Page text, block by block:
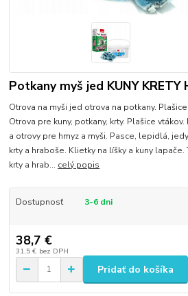
Potkany myš jed KUNY KRETY
Otrova na myši jed otrova na potkany.
Otrova pre kuny, potkany, krty. Plašice
a otrovy pre hmyz a myši. Pasce, lepidlá,
krty a hraboše. Klietky na líšky a kuny lapače.
krty a hrab... celý popis
Dostupnosť 3-6 dni
38,7 €
31,5 € bez DPH
Pridať do košíka